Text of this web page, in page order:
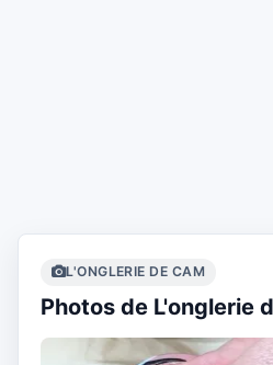
L'ONGLERIE DE CAM
Photos de L'onglerie